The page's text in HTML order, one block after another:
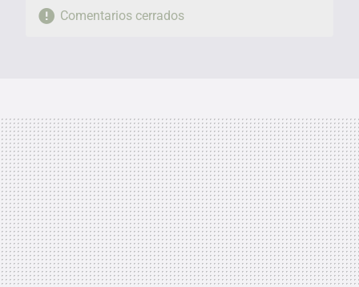
Comentarios cerrados